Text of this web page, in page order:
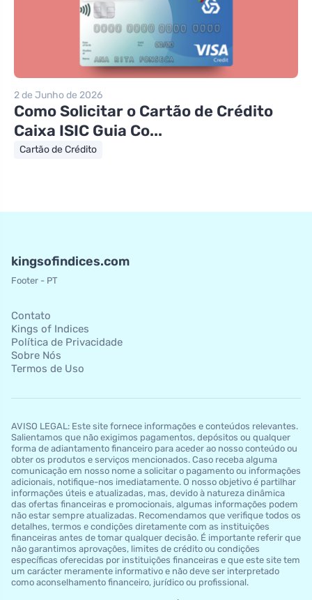
2 de Junho de 2026
Como Solicitar o Cartão de Crédito
Caixa ISIC Guia Co...
Cartão de Crédito
kingsofindices.com
Footer - PT
Contato
Kings of Indices
Política de Privacidade
Sobre Nós
Termos de Uso
AVISO LEGAL: Este site fornece informações e conteúdos relevantes.
Salientamos que não exigimos pagamentos, depósitos ou qualquer
forma de adiantamento financeiro para aceder ao nosso conteúdo ou
obter os produtos e serviços mencionados. Caso receba alguma
comunicação em nosso nome a solicitar o pagamento ou informações
adicionais, notifique-nos imediatamente. O nosso objetivo é partilhar
informações úteis e atualizadas, mas, devido à natureza dinâmica
das ofertas financeiras e promocionais, algumas informações podem
não estar sempre atualizadas. Recomendamos que verifique todos os
detalhes, termos e condições diretamente com as instituições
financeiras antes de tomar qualquer decisão. É importante referir que
não garantimos aprovações, limites de crédito ou condições
específicas oferecidas por instituições financeiras e que este site tem
um carácter meramente informativo e não deve ser interpretado
como aconselhamento financeiro, jurídico ou profissional.